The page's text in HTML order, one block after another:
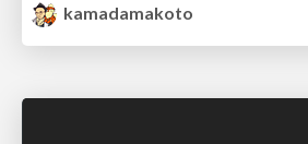
kamadamakoto